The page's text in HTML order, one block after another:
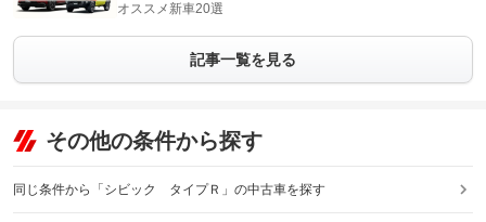
オススメ新車20選
記事一覧を見る
その他の条件から探す
同じ条件から「シビック タイプＲ」の中古車を探す